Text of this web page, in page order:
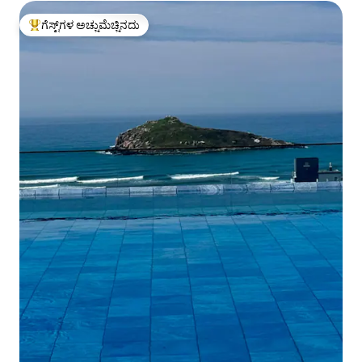
ಗೆಸ್ಟ್‌ಗಳಿಗೆ ಅತಿ ಹೆಚ್ಚು ಅಚ್ಚುಮೆಚ್ಚಿನದು
ಗೆಸ್ಟ್‌ಗಳ ಅಚ್ಚುಮೆಚ್ಚಿನದು